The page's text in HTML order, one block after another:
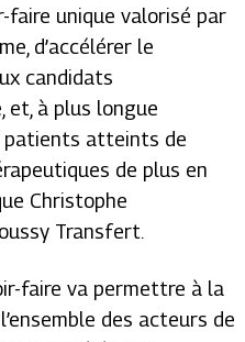
faire unique valorisé par
d’accélérer le
candidats
et, à plus longue
patients atteints de
de plus en
Christophe
Transfert.
faire va permettre à la
des acteurs de